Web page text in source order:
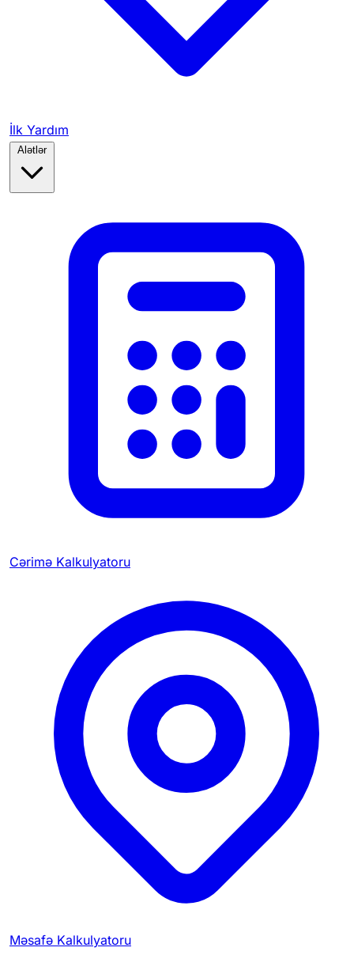
İlk Yardım
Alətlər
Cərimə Kalkulyatoru
Məsafə Kalkulyatoru